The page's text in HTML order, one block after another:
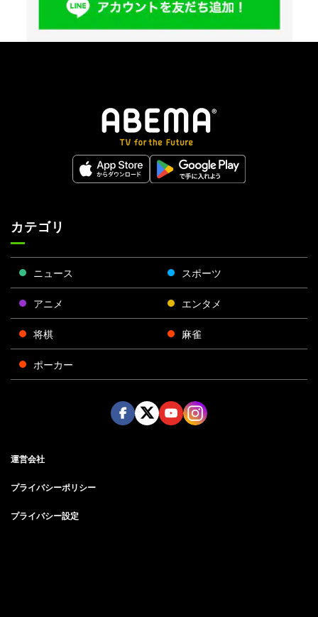
カテゴリ
ニュース スポーツ
アニメ エンタメ
将棋 麻雀
ポーカー
運営会社
プライバシーポリシー
プライバシー設定